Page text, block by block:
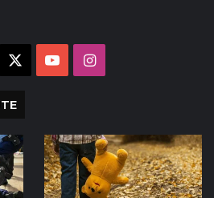
YouTubeInstagram